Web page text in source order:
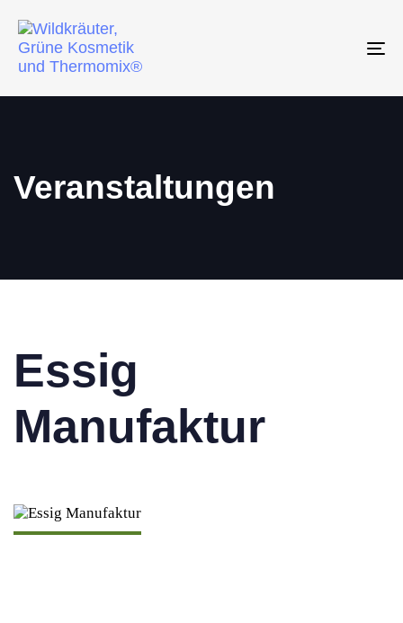
Veranstaltungen
Essig
Manufaktur